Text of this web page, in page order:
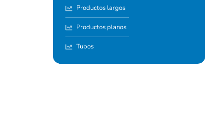
Productos largos
Productos planos
Tubos